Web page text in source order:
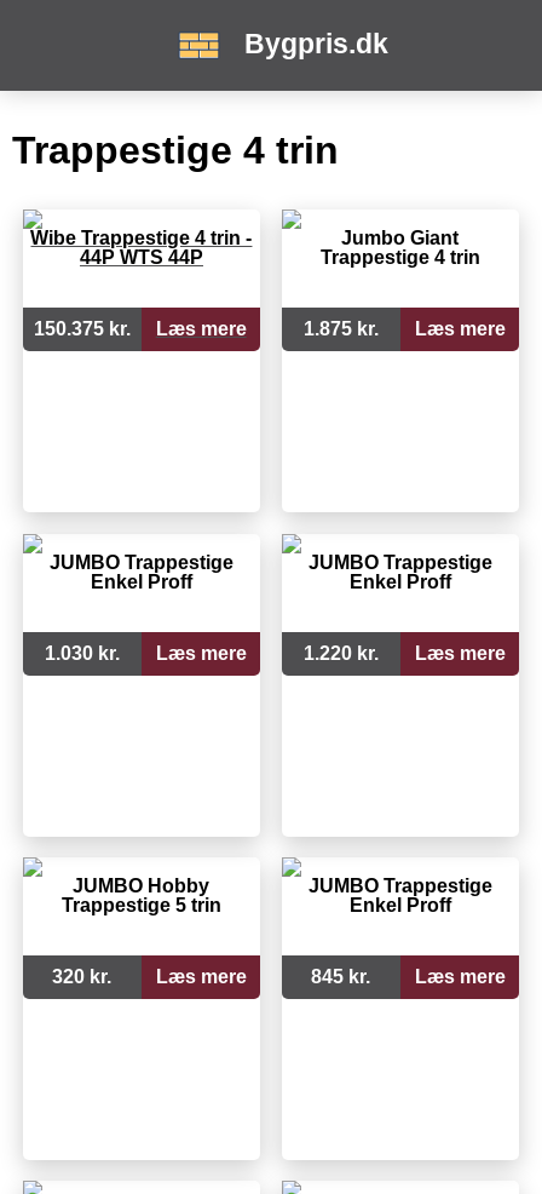
Bygpris.dk
Trappestige 4 trin
Wibe Trappestige 4 trin -
44P WTS 44P
150.375 kr. Læs mere
Jumbo Giant
Trappestige 4 trin
1.875 kr. Læs mere
JUMBO Trappestige
Enkel Proff
1.030 kr. Læs mere
JUMBO Trappestige
Enkel Proff
1.220 kr. Læs mere
JUMBO Hobby
Trappestige 5 trin
320 kr. Læs mere
JUMBO Trappestige
Enkel Proff
845 kr. Læs mere